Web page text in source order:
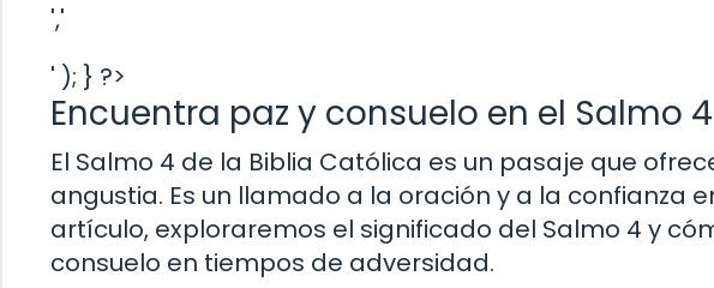
','
' ); } ?>
Encuentra paz y consuelo en el Salmo
El Salmo 4 de la Biblia Católica es un pasaje que
angustia. Es un llamado a la oración y a la confianza
artículo, exploraremos el significado del Salmo 4 y
consuelo en tiempos de adversidad.